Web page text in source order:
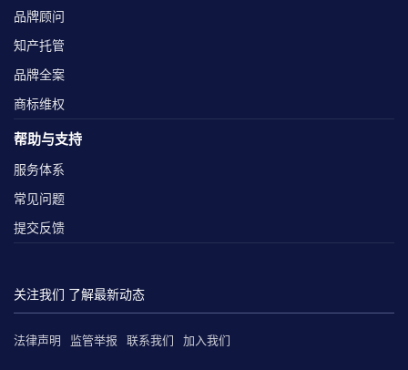
品牌顾问
知产托管
品牌全案
商标维权
帮助与支持
服务体系
常见问题
提交反馈
关注我们 了解最新动态
法律声明 监管举报 联系我们 加入我们